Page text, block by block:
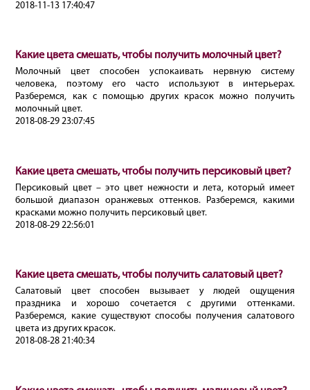
2018-11-13 17:40:47
Какие цвета смешать, чтобы получить молочный цвет?
Молочный цвет способен успокаивать нервную систему
человека, поэтому его часто используют в интерьерах.
Разберемся, как с помощью других красок можно получить
молочный цвет.
2018-08-29 23:07:45
Какие цвета смешать, чтобы получить персиковый цвет?
Персиковый цвет – это цвет нежности и лета, который имеет
большой диапазон оранжевых оттенков. Разберемся, какими
красками можно получить персиковый цвет.
2018-08-29 22:56:01
Какие цвета смешать, чтобы получить салатовый цвет?
Салатовый цвет способен вызывает у людей ощущения
праздника и хорошо сочетается с другими оттенками.
Разберемся, какие существуют способы получения салатового
цвета из других красок.
2018-08-28 21:40:34